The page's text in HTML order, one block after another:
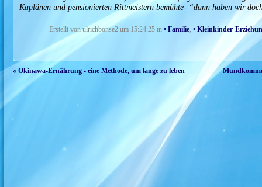
Kaplänen und pensionierten Rittmeistern bemühte- “dann haben wir
Erstellt von ulrichbonse2 um 15:24:25 in • Familie • Kleinkinder-
« Okinawa-Ernährung - eine Methode, um lange zu leben